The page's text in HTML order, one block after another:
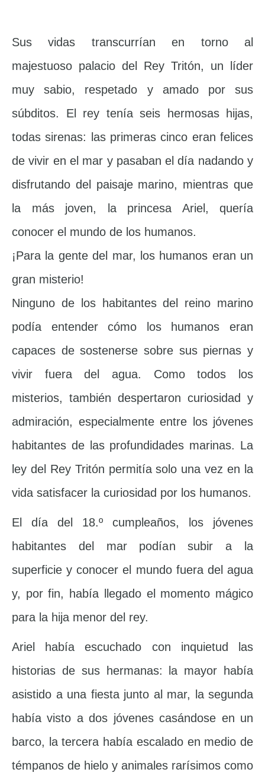
Sus vidas transcurrían en torno al
majestuoso palacio del Rey Tritón, un líder
muy sabio, respetado y amado por sus
súbditos. El rey tenía seis hermosas hijas,
todas sirenas: las primeras cinco eran felices
de vivir en el mar y pasaban el día nadando y
disfrutando del paisaje marino, mientras que
la más joven, la princesa Ariel, quería
conocer el mundo de los humanos.
¡Para la gente del mar, los humanos eran un
gran misterio!
Ninguno de los habitantes del reino marino
podía entender cómo los humanos eran
capaces de sostenerse sobre sus piernas y
vivir fuera del agua. Como todos los
misterios, también despertaron curiosidad y
admiración, especialmente entre los jóvenes
habitantes de las profundidades marinas. La
ley del Rey Tritón permitía solo una vez en la
vida satisfacer la curiosidad por los humanos.
El día del 18.º cumpleaños, los jóvenes
habitantes del mar podían subir a la
superficie y conocer el mundo fuera del agua
y, por fin, había llegado el momento mágico
para la hija menor del rey.
Ariel había escuchado con inquietud las
historias de sus hermanas: la mayor había
asistido a una fiesta junto al mar, la segunda
había visto a dos jóvenes casándose en un
barco, la tercera había escalado en medio de
témpanos de hielo y animales rarísimos como